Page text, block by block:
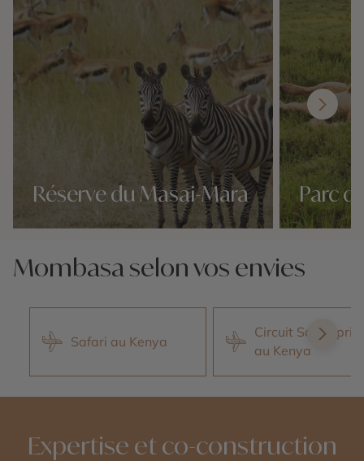
Réserve du Masai-Mara Parc
Mombasa selon vos envies
Safari au Kenya
Circuit Safari
au Kenya
Expertise et co-construction